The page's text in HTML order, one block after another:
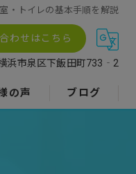
・トイレの基本手順を解説
わせはこちら
浜市泉区下飯田町733‐2
の声 ブログ